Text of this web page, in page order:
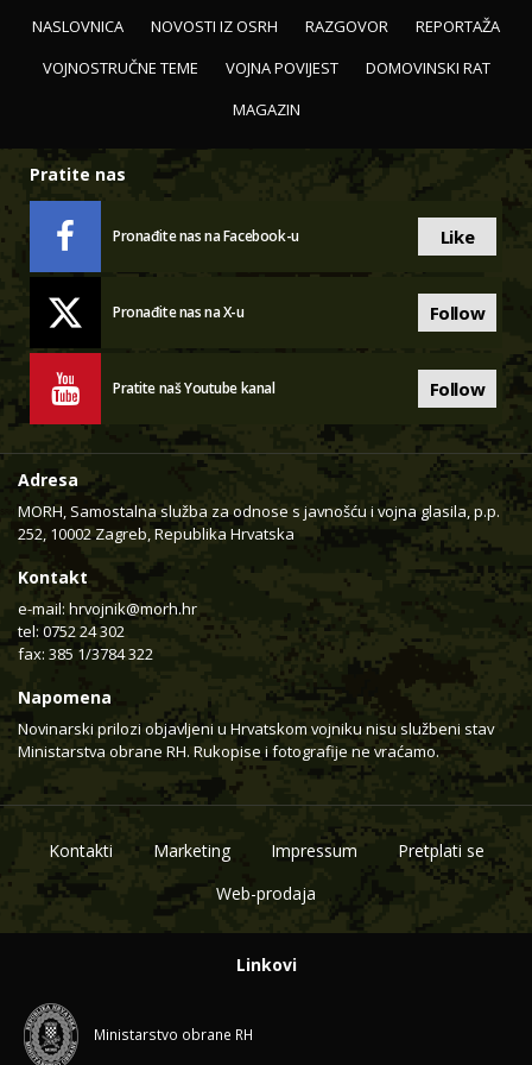
NASLOVNICA NOVOSTI IZ OSRH RAZGOVOR
REPORTAŽA
VOJNOSTRUČNE TEME
VOJNA POVIJEST
DOMOVINSKI RAT
MAGAZIN
Pratite nas
Pronađite nas na Facebook-u Like
Pronađite nas na X-u Follow
Pratite naš Youtube kanal Follow
Adresa
MORH, Samostalna služba za odnose s javnošću i vojna glasila, p.p.
252, 10002 Zagreb, Republika Hrvatska
Kontakt
e-mail: hrvojnik@morh.hr
tel: 0752 24 302
fax: 385 1/3784 322
Napomena
Novinarski prilozi objavljeni u Hrvatskom vojniku nisu službeni stav
Ministarstva obrane RH. Rukopise i fotografije ne vraćamo.
Kontakti Marketing Impressum
Pretplati se
Web-prodaja
Linkovi
Ministarstvo obrane RH